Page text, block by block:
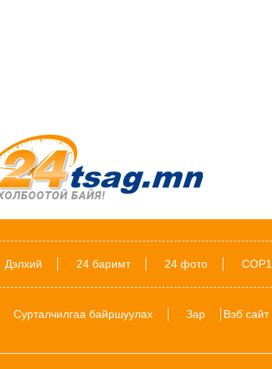
Дэлхий 24 баримт 24 фото
Сурталчилгаа байршуулах Зар Вэб сайт